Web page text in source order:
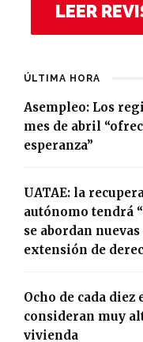
LEER
ÚLTIMA HORA
Asempleo: Los
mes de abril
esperanza”
UATAE: la
autónomo tendrá
se abordan
extensión de
Ocho de cada diez
consideran muy
vivienda